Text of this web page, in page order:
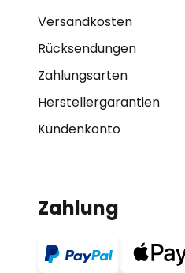
Versandkosten
Rücksendungen
Zahlungsarten
Herstellergarantien
Kundenkonto
Zahlung